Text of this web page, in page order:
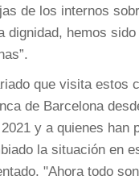
de los internos
dignidad, hemos
que visita estos
de Barcelona
y a quienes
la situación en
"Ahora todo